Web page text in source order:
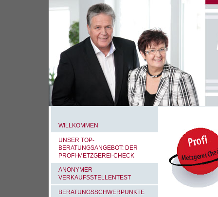
WILLKOMMEN
UNSER TOP-
BERATUNGSANGEBOT: DER
PROFI-METZGEREI-CHECK
ANONYMER
VERKAUFSSTELLENTEST
BERATUNGSSCHWERPUNKTE